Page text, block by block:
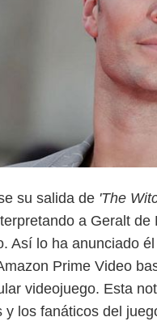
su salida de 'The
a Geralt
Así lo ha anunciado
Prime Video
videojuego. Esta
y los fanáticos del